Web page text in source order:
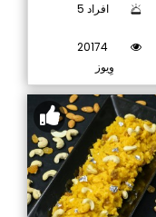
5 افراد
20174
وِیوز